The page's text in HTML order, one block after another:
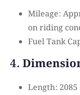
Mileage:
on riding
Fuel Tank
4.
Length: